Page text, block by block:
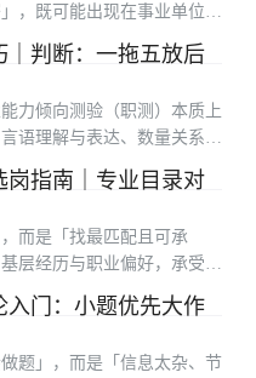
，既可能出现在事业单位联
力测验中的常识判断形成交
，却仍出现「会的不考、考
判断：一拖五放后
力倾向测验（职测）本质上
语理解与表达、数量关系、
板块，任何一块失控都会拖
考里分数起伏很大，根因往
指南｜专业目录对
而是「找最匹配且可承
层经历与职业偏好，承受竞
考生只看招录人数或粗看竞
服务年限、是否需要加试专
门：小题优先大作
题」，而是「信息太杂、节